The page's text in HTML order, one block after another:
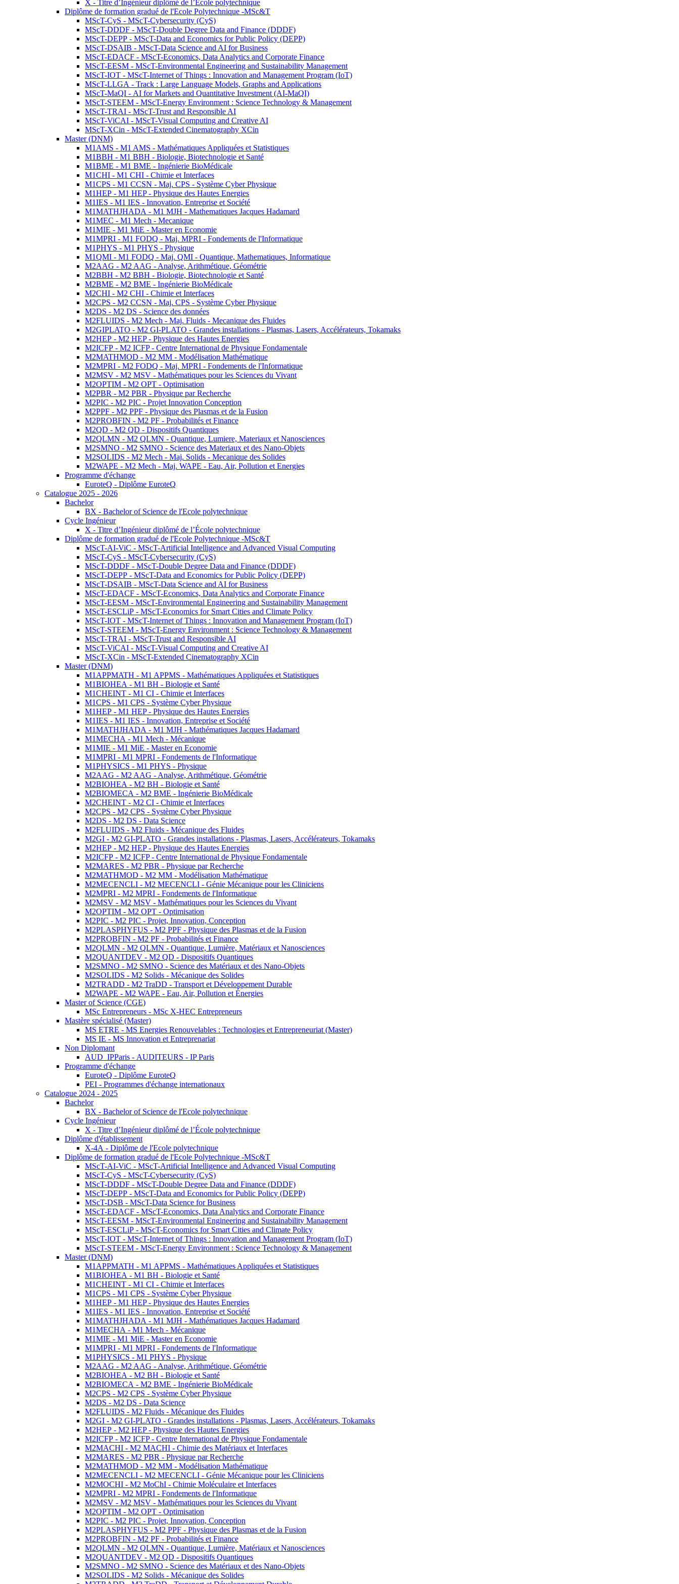
X - Titre d’Ingénieur diplômé de l’École polytechnique
Diplôme de formation gradué de l'Ecole Polytechnique -MSc&T
MScT-CyS - MScT-Cybersecurity (CyS)
MScT-DDDF - MScT-Double Degree Data and Finance (DDDF)
MScT-DEPP - MScT-Data and Economics for Public Policy (DEPP)
MScT-DSAIB - MScT-Data Science and AI for Business
MScT-EDACF - MScT-Economics, Data Analytics and Corporate Finance
MScT-EESM - MScT-Environmental Engineering and Sustainability Management
MScT-IOT - MScT-Internet of Things : Innovation and Management Program (IoT)
MScT-LLGA - Track : Large Language Models, Graphs and Applications
MScT-MaQI - AI for Markets and Quantitative Investment (AI-MaQI)
MScT-STEEM - MScT-Energy Environment : Science Technology & Management
MScT-TRAI - MScT-Trust and Responsible AI
MScT-ViCAI - MScT-Visual Computing and Creative AI
MScT-XCin - MScT-Extended Cinematography XCin
Master (DNM)
M1AMS - M1 AMS - Mathématiques Appliquées et Statistiques
M1BBH - M1 BBH - Biologie, Biotechnologie et Santé
M1BME - M1 BME - Ingénierie BioMédicale
M1CHI - M1 CHI - Chimie et Interfaces
M1CPS - M1 CCSN - Maj. CPS - Système Cyber Physique
M1HEP - M1 HEP - Physique des Hautes Energies
M1IES - M1 IES - Innovation, Entreprise et Société
M1MATHJHADA - M1 MJH - Mathematiques Jacques Hadamard
M1MEC - M1 Mech - Mecanique
M1MIE - M1 MiE - Master en Economie
M1MPRI - M1 FODQ - Maj. MPRI - Fondements de l'Informatique
M1PHYS - M1 PHYS - Physique
M1QMI - M1 FODQ - Maj. QMI - Quantique, Mathematiques, Informatique
M2AAG - M2 AAG - Analyse, Arithmétique, Géométrie
M2BBH - M2 BBH - Biologie, Biotechnologie et Santé
M2BME - M2 BME - Ingénierie BioMédicale
M2CHI - M2 CHI - Chimie et Interfaces
M2CPS - M2 CCSN - Maj. CPS - Système Cyber Physique
M2DS - M2 DS - Science des données
M2FLUIDS - M2 Mech - Maj. Fluids - Mecanique des Fluides
M2GIPLATO - M2 GI-PLATO - Grandes installations - Plasmas, Lasers, Accélérateurs, Tokamaks
M2HEP - M2 HEP - Physique des Hautes Energies
M2ICFP - M2 ICFP - Centre International de Physique Fondamentale
M2MATHMOD - M2 MM - Modélisation Mathématique
M2MPRI - M2 FODQ - Maj. MPRI - Fondements de l'Informatique
M2MSV - M2 MSV - Mathématiques pour les Sciences du Vivant
M2OPTIM - M2 OPT - Optimisation
M2PBR - M2 PBR - Physique par Recherche
M2PIC - M2 PIC - Projet Innovation Conception
M2PPF - M2 PPF - Physique des Plasmas et de la Fusion
M2PROBFIN - M2 PF - Probabilités et Finance
M2QD - M2 QD - Dispositifs Quantiques
M2QLMN - M2 QLMN - Quantique, Lumiere, Materiaux et Nanosciences
M2SMNO - M2 SMNO - Science des Materiaux et des Nano-Objets
M2SOLIDS - M2 Mech - Maj. Solids - Mecanique des Solides
M2WAPE - M2 Mech - Maj. WAPE - Eau, Air, Pollution et Energies
Programme d'échange
EuroteQ - Diplôme EuroteQ
Catalogue 2025 - 2026
Bachelor
BX - Bachelor of Science de l'Ecole polytechnique
Cycle Ingénieur
X - Titre d’Ingénieur diplômé de l’École polytechnique
Diplôme de formation gradué de l'Ecole Polytechnique -MSc&T
MScT-AI-ViC - MScT-Artificial Intelligence and Advanced Visual Computing
MScT-CyS - MScT-Cybersecurity (CyS)
MScT-DDDF - MScT-Double Degree Data and Finance (DDDF)
MScT-DEPP - MScT-Data and Economics for Public Policy (DEPP)
MScT-DSAIB - MScT-Data Science and AI for Business
MScT-EDACF - MScT-Economics, Data Analytics and Corporate Finance
MScT-EESM - MScT-Environmental Engineering and Sustainability Management
MScT-ESCLiP - MScT-Economics for Smart Cities and Climate Policy
MScT-IOT - MScT-Internet of Things : Innovation and Management Program (IoT)
MScT-STEEM - MScT-Energy Environment : Science Technology & Management
MScT-TRAI - MScT-Trust and Responsible AI
MScT-ViCAI - MScT-Visual Computing and Creative AI
MScT-XCin - MScT-Extended Cinematography XCin
Master (DNM)
M1APPMATH - M1 APPMS - Mathématiques Appliquées et Statistiques
M1BIOHEA - M1 BH - Biologie et Santé
M1CHEINT - M1 CI - Chimie et Interfaces
M1CPS - M1 CPS - Système Cyber Physique
M1HEP - M1 HEP - Physique des Hautes Energies
M1IES - M1 IES - Innovation, Entreprise et Société
M1MATHJHADA - M1 MJH - Mathématiques Jacques Hadamard
M1MECHA - M1 Mech - Mécanique
M1MIE - M1 MiE - Master en Economie
M1MPRI - M1 MPRI - Fondements de l'Informatique
M1PHYSICS - M1 PHYS - Physique
M2AAG - M2 AAG - Analyse, Arithmétique, Géométrie
M2BIOHEA - M2 BH - Biologie et Santé
M2BIOMECA - M2 BME - Ingénierie BioMédicale
M2CHEINT - M2 CI - Chimie et Interfaces
M2CPS - M2 CPS - Système Cyber Physique
M2DS - M2 DS - Data Science
M2FLUIDS - M2 Fluids - Mécanique des Fluides
M2GI - M2 GI-PLATO - Grandes installations - Plasmas, Lasers, Accélérateurs, Tokamaks
M2HEP - M2 HEP - Physique des Hautes Energies
M2ICFP - M2 ICFP - Centre International de Physique Fondamentale
M2MARES - M2 PBR - Physique par Recherche
M2MATHMOD - M2 MM - Modélisation Mathématique
M2MECENCLI - M2 MECENCLI - Génie Mécanique pour les Cliniciens
M2MPRI - M2 MPRI - Fondements de l'Informatique
M2MSV - M2 MSV - Mathématiques pour les Sciences du Vivant
M2OPTIM - M2 OPT - Optimisation
M2PIC - M2 PIC - Projet, Innovation, Conception
M2PLASPHYFUS - M2 PPF - Physique des Plasmas et de la Fusion
M2PROBFIN - M2 PF - Probabilités et Finance
M2QLMN - M2 QLMN - Quantique, Lumière, Matériaux et Nanosciences
M2QUANTDEV - M2 QD - Dispositifs Quantiques
M2SMNO - M2 SMNO - Science des Matériaux et des Nano-Objets
M2SOLIDS - M2 Solids - Mécanique des Solides
M2TRADD - M2 TraDD - Transport et Développement Durable
M2WAPE - M2 WAPE - Eau, Air, Pollution et Énergies
Master of Science (CGE)
MSc Entrepreneurs - MSc X-HEC Entrepreneurs
Mastère spécialisé (Master)
MS ETRE - MS Energies Renouvelables : Technologies et Entrepreneuriat (Master)
MS IE - MS Innovation et Entreprenariat
Non Diplomant
AUD_IPParis - AUDITEURS - IP Paris
Programme d'échange
EuroteQ - Diplôme EuroteQ
PEI - Programmes d'échange internationaux
Catalogue 2024 - 2025
Bachelor
BX - Bachelor of Science de l'Ecole polytechnique
Cycle Ingénieur
X - Titre d’Ingénieur diplômé de l’École polytechnique
Diplôme d'établissement
X-4A - Diplôme de l'Ecole polytechnique
Diplôme de formation gradué de l'Ecole Polytechnique -MSc&T
MScT-AI-ViC - MScT-Artificial Intelligence and Advanced Visual Computing
MScT-CyS - MScT-Cybersecurity (CyS)
MScT-DDDF - MScT-Double Degree Data and Finance (DDDF)
MScT-DEPP - MScT-Data and Economics for Public Policy (DEPP)
MScT-DSB - MScT-Data Science for Business
MScT-EDACF - MScT-Economics, Data Analytics and Corporate Finance
MScT-EESM - MScT-Environmental Engineering and Sustainability Management
MScT-ESCLiP - MScT-Economics for Smart Cities and Climate Policy
MScT-IOT - MScT-Internet of Things : Innovation and Management Program (IoT)
MScT-STEEM - MScT-Energy Environment : Science Technology & Management
Master (DNM)
M1APPMATH - M1 APPMS - Mathématiques Appliquées et Statistiques
M1BIOHEA - M1 BH - Biologie et Santé
M1CHEINT - M1 CI - Chimie et Interfaces
M1CPS - M1 CPS - Système Cyber Physique
M1HEP - M1 HEP - Physique des Hautes Energies
M1IES - M1 IES - Innovation, Entreprise et Société
M1MATHJHADA - M1 MJH - Mathématiques Jacques Hadamard
M1MECHA - M1 Mech - Mécanique
M1MIE - M1 MiE - Master en Economie
M1MPRI - M1 MPRI - Fondements de l'Informatique
M1PHYSICS - M1 PHYS - Physique
M2AAG - M2 AAG - Analyse, Arithmétique, Géométrie
M2BIOHEA - M2 BH - Biologie et Santé
M2BIOMECA - M2 BME - Ingénierie BioMédicale
M2CPS - M2 CPS - Système Cyber Physique
M2DS - M2 DS - Data Science
M2FLUIDS - M2 Fluids - Mécanique des Fluides
M2GI - M2 GI-PLATO - Grandes installations - Plasmas, Lasers, Accélérateurs, Tokamaks
M2HEP - M2 HEP - Physique des Hautes Energies
M2ICFP - M2 ICFP - Centre International de Physique Fondamentale
M2MACHI - M2 MACHI - Chimie des Matériaux et Interfaces
M2MARES - M2 PBR - Physique par Recherche
M2MATHMOD - M2 MM - Modélisation Mathématique
M2MECENCLI - M2 MECENCLI - Génie Mécanique pour les Cliniciens
M2MOCHI - M2 MoChI - Chimie Moléculaire et Interfaces
M2MPRI - M2 MPRI - Fondements de l'Informatique
M2MSV - M2 MSV - Mathématiques pour les Sciences du Vivant
M2OPTIM - M2 OPT - Optimisation
M2PIC - M2 PIC - Projet, Innovation, Conception
M2PLASPHYFUS - M2 PPF - Physique des Plasmas et de la Fusion
M2PROBFIN - M2 PF - Probabilités et Finance
M2QLMN - M2 QLMN - Quantique, Lumière, Matériaux et Nanosciences
M2QUANTDEV - M2 QD - Dispositifs Quantiques
M2SMNO - M2 SMNO - Science des Matériaux et des Nano-Objets
M2SOLIDS - M2 Solids - Mécanique des Solides